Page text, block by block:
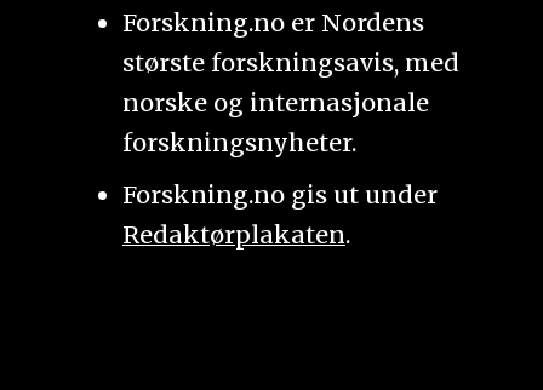
Forskning.no er Nordens
største forskningsavis, med
norske og internasjonale
forskningsnyheter.
Forskning.no gis ut under
Redaktørplakaten.